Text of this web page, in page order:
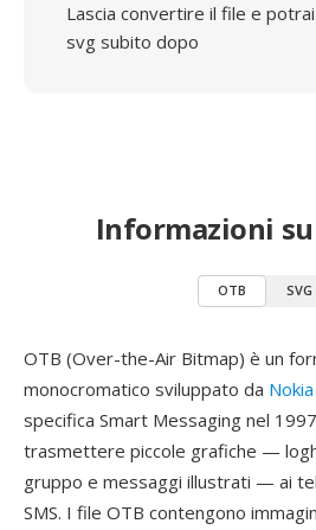
Lascia convertire il file e
svg subito dopo
Informazioni
OTB SVG
OTB (Over-the-Air Bitmap) è un
monocromatico sviluppato da Nokia
specifica Smart Messaging nel
trasmettere piccole grafiche —
gruppo e messaggi illustrati — ai
SMS. I file OTB contengono